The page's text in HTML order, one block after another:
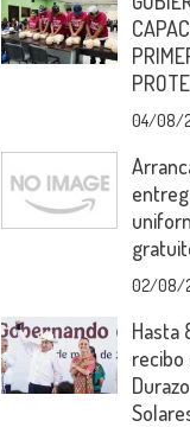
04/08/
02/08/
Hasta
recibo